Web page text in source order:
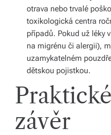
otrava nebo trvalé
toxikologická centra
případů. Pokud už léky
na migrénu či alergii),
uzamykatelném
dětskou pojistkou.
závěr